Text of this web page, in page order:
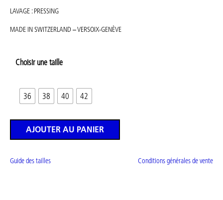
LAVAGE : PRESSING
MADE IN SWITZERLAND – VERSOIX-GENÈVE
Choisir une taille
36 38 40 42
AJOUTER AU PANIER
Guide des tailles Conditions générales de vente